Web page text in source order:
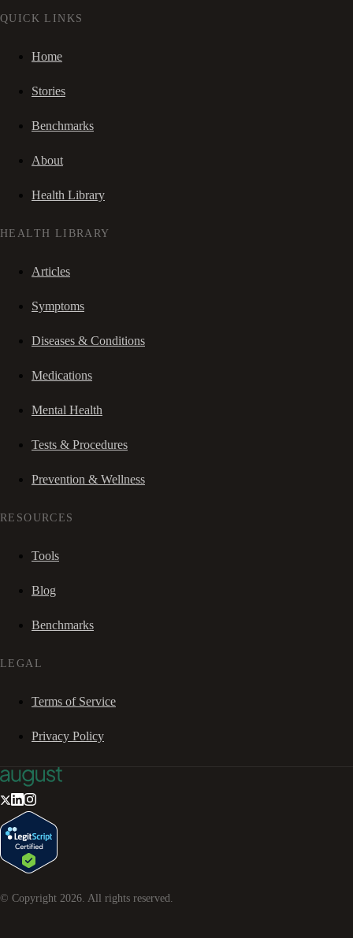
QUICK LINKS
Home
Stories
Benchmarks
About
Health Library
HEALTH LIBRARY
Articles
Symptoms
Diseases & Conditions
Medications
Mental Health
Tests & Procedures
Prevention & Wellness
RESOURCES
Tools
Blog
Benchmarks
LEGAL
Terms of Service
Privacy Policy
© Copyright 2026 . All rights reserved.